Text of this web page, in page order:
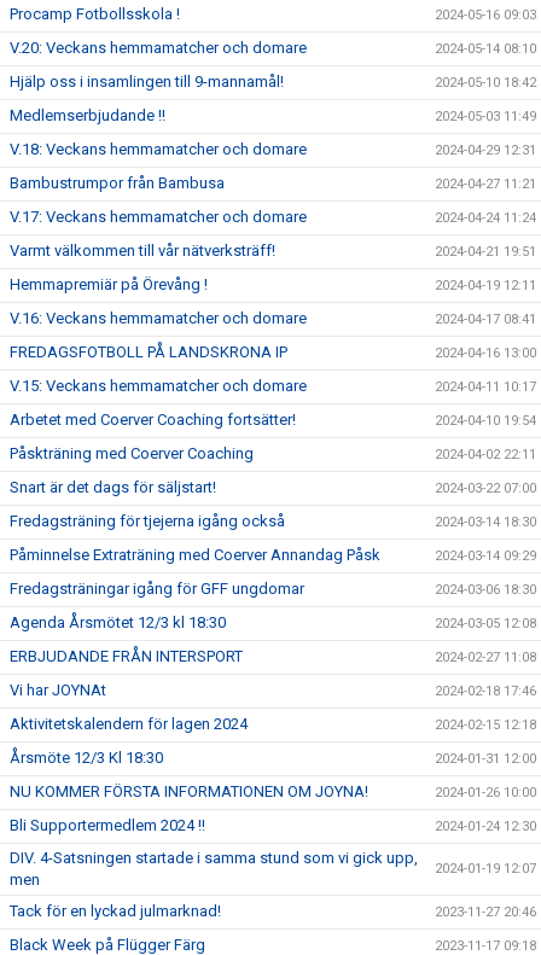
Procamp Fotbollsskola ! 2024-05-16 09:03
V.20: Veckans hemmamatcher och domare 2024-05-14 08:10
Hjälp oss i insamlingen till 9-mannamål! 2024-05-10 18:42
Medlemserbjudande !! 2024-05-03 11:49
V.18: Veckans hemmamatcher och domare 2024-04-29 12:31
Bambustrumpor från Bambusa 2024-04-27 11:21
V.17: Veckans hemmamatcher och domare 2024-04-24 11:24
Varmt välkommen till vår nätverksträff! 2024-04-21 19:51
Hemmapremiär på Örevång ! 2024-04-19 12:11
V.16: Veckans hemmamatcher och domare 2024-04-17 08:41
FREDAGSFOTBOLL PÅ LANDSKRONA IP 2024-04-16 13:00
V.15: Veckans hemmamatcher och domare 2024-04-11 10:17
Arbetet med Coerver Coaching fortsätter! 2024-04-10 19:54
Påskträning med Coerver Coaching 2024-04-02 22:11
Snart är det dags för säljstart! 2024-03-22 07:00
Fredagsträning för tjejerna igång också 2024-03-14 18:30
Påminnelse Extraträning med Coerver Annandag Påsk 2024-03-14 09:29
Fredagsträningar igång för GFF ungdomar 2024-03-06 18:30
Agenda Årsmötet 12/3 kl 18:30 2024-03-05 12:08
ERBJUDANDE FRÅN INTERSPORT 2024-02-27 11:08
Vi har JOYNAt 2024-02-18 17:46
Aktivitetskalendern för lagen 2024 2024-02-15 12:18
Årsmöte 12/3 Kl 18:30 2024-01-31 12:00
NU KOMMER FÖRSTA INFORMATIONEN OM JOYNA! 2024-01-26 10:00
Bli Supportermedlem 2024 !! 2024-01-24 12:30
DIV. 4-Satsningen startade i samma stund som vi gick upp,
men
2024-01-19 12:07
Tack för en lyckad julmarknad! 2023-11-27 20:46
Black Week på Flügger Färg 2023-11-17 09:18